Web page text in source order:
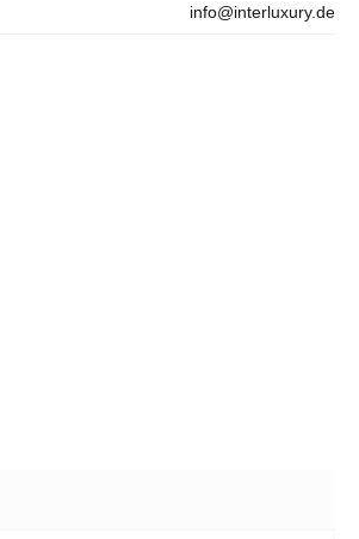
info@interluxury.de